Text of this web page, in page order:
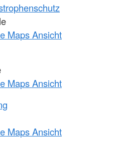
Maps Ansicht
Maps Ansicht
Maps Ansicht